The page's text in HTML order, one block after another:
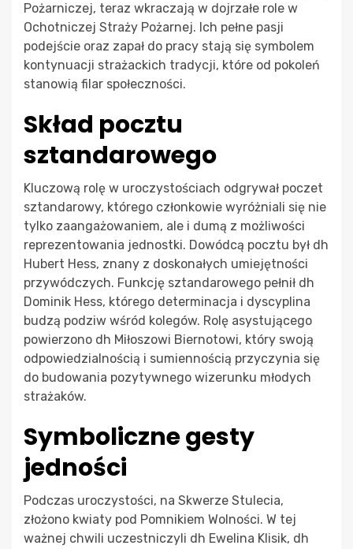
Pożarniczej, teraz wkraczają w dojrzałe role w
Ochotniczej Straży Pożarnej. Ich pełne pasji
podejście oraz zapał do pracy stają się symbolem
kontynuacji strażackich tradycji, które od pokoleń
stanowią filar społeczności.
Skład pocztu
sztandarowego
Kluczową rolę w uroczystościach odgrywał poczet
sztandarowy, którego członkowie wyróżniali się nie
tylko zaangażowaniem, ale i dumą z możliwości
reprezentowania jednostki. Dowódcą pocztu był dh
Hubert Hess, znany z doskonałych umiejętności
przywódczych. Funkcję sztandarowego pełnił dh
Dominik Hess, którego determinacja i dyscyplina
budzą podziw wśród kolegów. Rolę asystującego
powierzono dh Miłoszowi Biernotowi, który swoją
odpowiedzialnością i sumiennością przyczynia się
do budowania pozytywnego wizerunku młodych
strażaków.
Symboliczne gesty
jedności
Podczas uroczystości, na Skwerze Stulecia,
złożono kwiaty pod Pomnikiem Wolności. W tej
ważnej chwili uczestniczyli dh Ewelina Klisik, dh